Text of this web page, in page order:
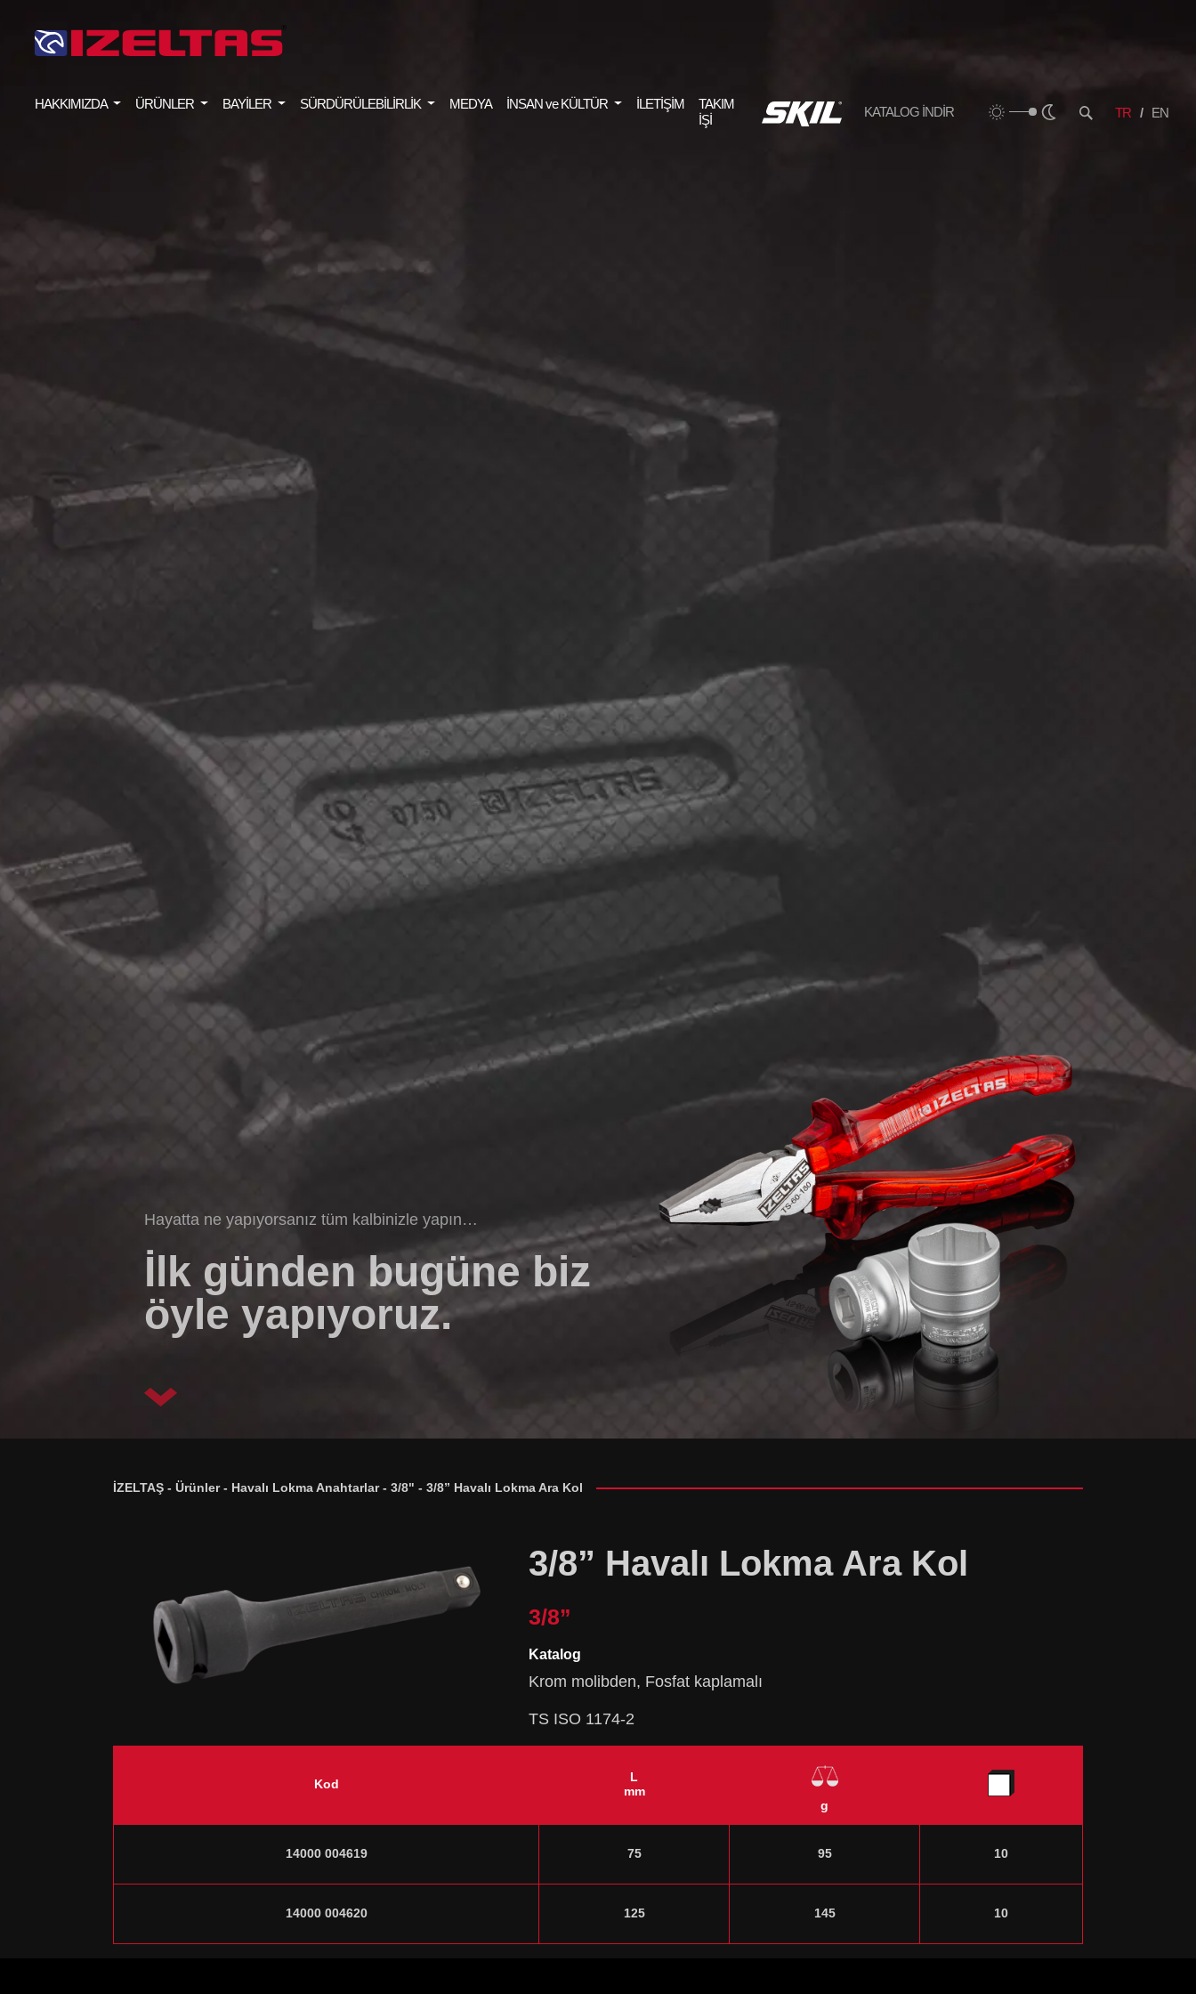
HAKKIMIZDA ÜRÜNLER BAYİLER SÜRDÜRÜLEBİLİRLİK MEDYA İNSAN ve KÜLTÜR İLETİŞİM
TAKIM
İŞİ
KATALOG İNDİR TR EN
Hayatta ne yapıyorsanız tüm kalbinizle yapın…
İlk günden bugüne biz
öyle yapıyoruz.
İZELTAŞ - Ürünler- Havalı Lokma Anahtarlar- 3/8" - 3/8” Havalı Lokma Ara Kol
3/8” Havalı Lokma Ara Kol
3/8”
Katalog
Krom molibden, Fosfat kaplamalı
TS ISO 1174-2
Kod
L
mm
g
14000 004619 75 95 10
14000 004620 125 145 10